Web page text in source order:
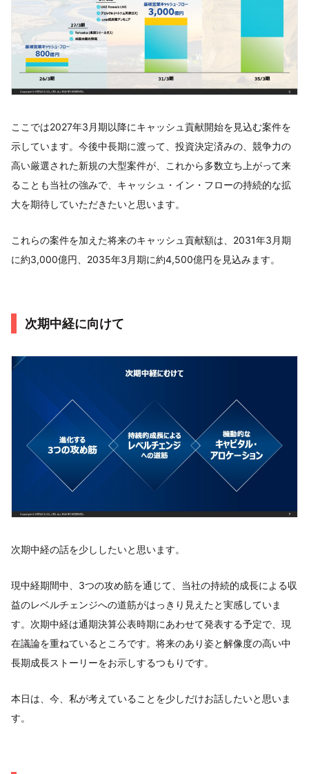
ここでは2027年3月期以降にキャッシュ貢献開始を見込む案件を
示しています。今後中長期に渡って、投資決定済みの、競争力の
高い厳選された新規の大型案件が、これから多数立ち上がって来
ることも当社の強みで、キャッシュ・イン・フローの持続的な拡
大を期待していただきたいと思います。
これらの案件を加えた将来のキャッシュ貢献額は、2031年3月期
に約3,000億円、2035年3月期に約4,500億円を見込みます。
次期中経に向けて
次期中経の話を少ししたいと思います。
現中経期間中、3つの攻め筋を通じて、当社の持続的成長による収
益のレベルチェンジへの道筋がはっきり見えたと実感していま
す。次期中経は通期決算公表時期にあわせて発表する予定で、現
在議論を重ねているところです。将来のあり姿と解像度の高い中
長期成長ストーリーをお示しするつもりです。
本日は、今、私が考えていることを少しだけお話したいと思いま
す。